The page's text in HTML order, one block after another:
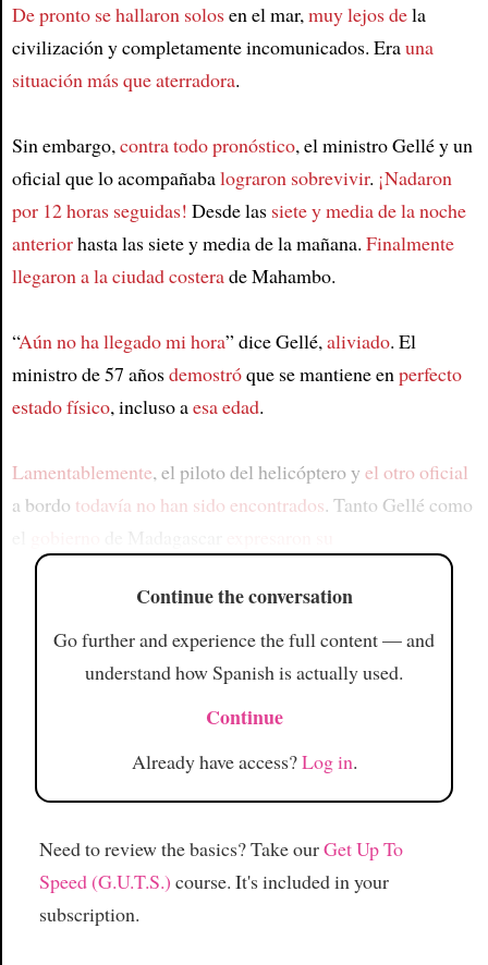
De pronto se hallaron solosen el mar,muy lejos dela
civilización y completamente incomunicados. Erauna
situación más que aterradora.
Sin embargo,contra todo pronóstico, el ministro Gellé y un
oficial que lo acompañabalograron sobrevivir. ¡Nadaron
por 12 horas seguidas! Desde las siete y media de la noche
anteriorhasta las siete y media de la mañana. Finalmente
llegaron a la ciudad costerade Mahambo.
“Aún no ha llegado mi hora” dice Gellé,aliviado. El
ministro de 57 añosdemostróque se mantiene enperfecto
estado físico, incluso aesa edad.
Lamentablemente, el piloto del helicóptero y el otro oficial
a bordo todavía no han sido encontrados. Tanto Gellé como
Continue the conversation
Go further and experience the full content — and
understand how Spanish is actually used.
Continue
Already have access?Log in.
Need to review the basics? Take ourGet Up To
Speed (G.U.T.S.) course. It's included in your
subscription.